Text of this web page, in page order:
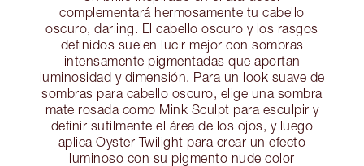
complementará hermosamente tu cabello
oscuro, darling. El cabello oscuro y los rasgos
definidos suelen lucir mejor con sombras
intensamente pigmentadas que aportan
luminosidad y dimensión. Para un look suave de
sombras para cabello oscuro, elige una sombra
mate rosada como Mink Sculpt para esculpir y
definir sutilmente el área de los ojos, y luego
aplica Oyster Twilight para crear un efecto
luminoso con su pigmento nude color